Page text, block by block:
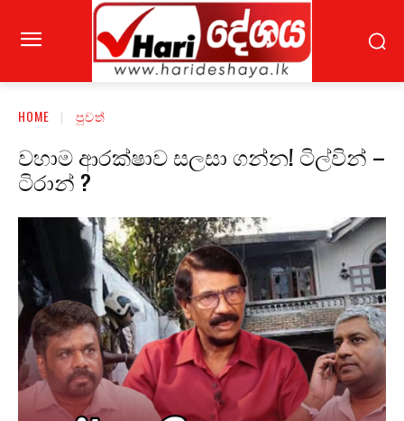
HOME පුවත්
වහාම ආරක්ෂාව සලසා ගන්න! ටිල්වින් –
ටිරාන් ?